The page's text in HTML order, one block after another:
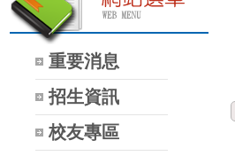
重要消息
招生資訊
校友專區